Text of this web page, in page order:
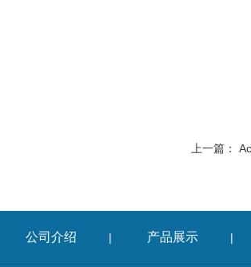
上一篇：
公司介绍 | 产品展示 |